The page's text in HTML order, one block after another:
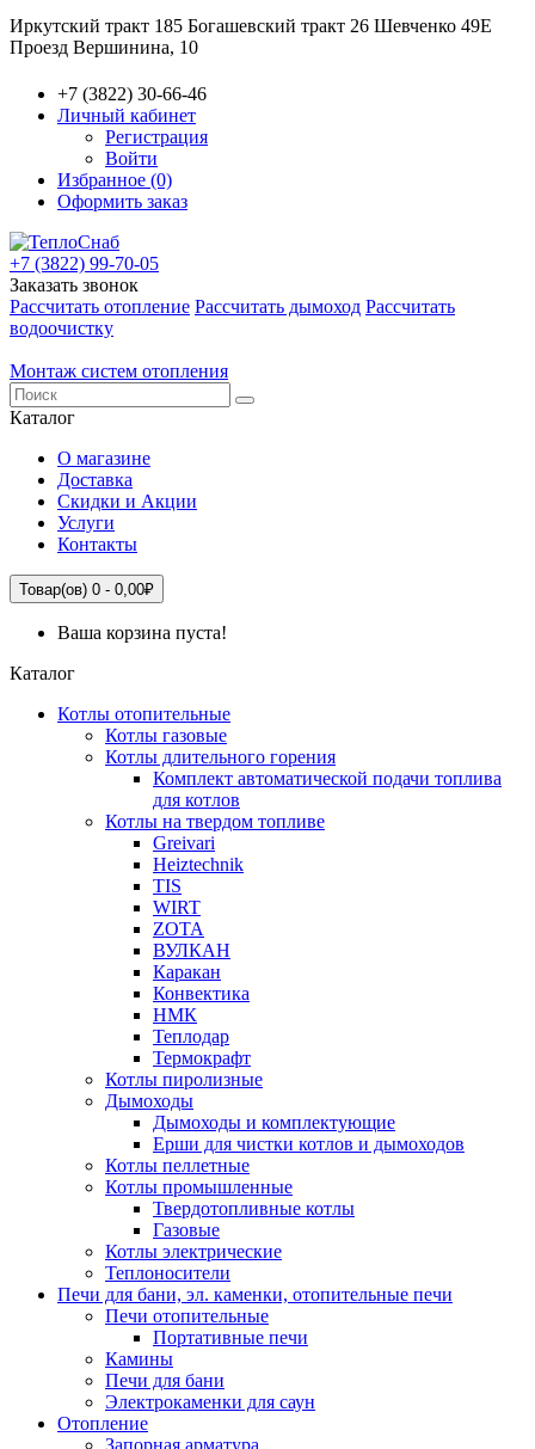
Иркутский тракт 185 Богашевский тракт 26 Шевченко 49Е
Проезд Вершинина, 10
+7 (3822) 30-66-46
Личный кабинет
Регистрация
Войти
Избранное (0)
Оформить заказ
+7 (3822) 99-70-05
Заказать звонок
Рассчитать отопление Рассчитать дымоход Рассчитать
водоочистку
Монтаж систем отопления
Каталог
О магазине
Доставка
Скидки и Акции
Услуги
Контакты
Товар(ов) 0 - 0,00₽
Ваша корзина пуста!
Каталог
Котлы отопительные
Котлы газовые
Котлы длительного горения
Комплект автоматической подачи топлива
для котлов
Котлы на твердом топливе
Greivari
Heiztechnik
TIS
WIRT
ZOTA
ВУЛКАН
Каракан
Конвектика
НМК
Теплодар
Термокрафт
Котлы пиролизные
Дымоходы
Дымоходы и комплектующие
Ерши для чистки котлов и дымоходов
Котлы пеллетные
Котлы промышленные
Твердотопливные котлы
Газовые
Котлы электрические
Теплоносители
Печи для бани, эл. каменки, отопительные печи
Печи отопительные
Портативные печи
Камины
Печи для бани
Электрокаменки для саун
Отопление
Запорная арматура